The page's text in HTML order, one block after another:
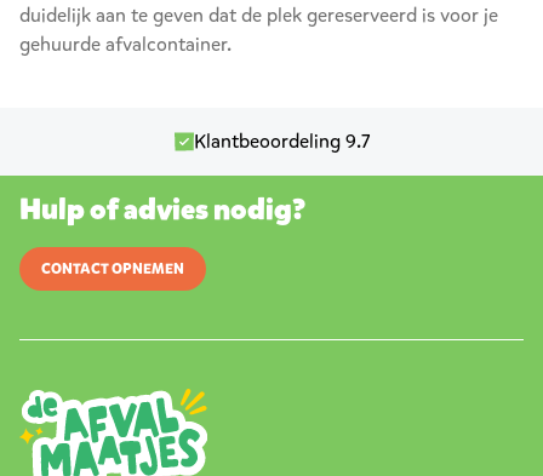
duidelijk aan te geven dat de plek gereserveerd is voor je
gehuurde afvalcontainer.
Klantbeoordeling 9.7
Hulp of advies nodig?
CONTACT OPNEMEN